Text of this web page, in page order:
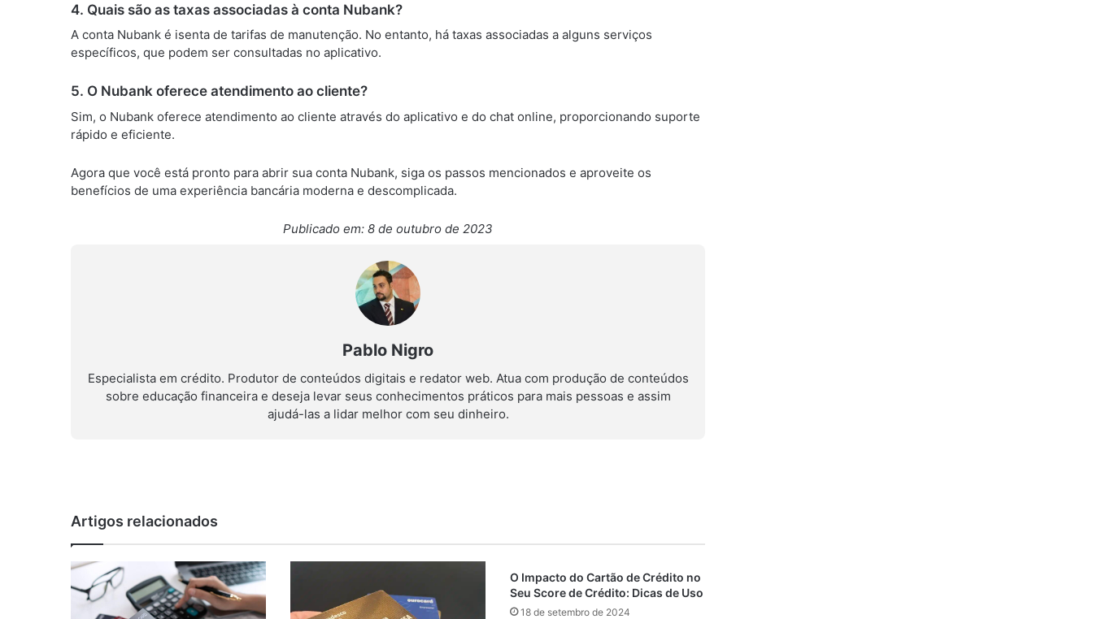
4. Quais são as taxas associadas à conta Nubank?
A conta Nubank é isenta de tarifas de manutenção. No entanto, há taxas associadas a alguns serviços
específicos, que podem ser consultadas no aplicativo.
5. O Nubank oferece atendimento ao cliente?
Sim, o Nubank oferece atendimento ao cliente através do aplicativo e do chat online, proporcionando suporte
rápido e eficiente.
Agora que você está pronto para abrir sua conta Nubank, siga os passos mencionados e aproveite os
benefícios de uma experiência bancária moderna e descomplicada.
Publicado em: 8 de outubro de 2023
Pablo Nigro
Especialista em crédito. Produtor de conteúdos digitais e redator web. Atua com produção de conteúdos
sobre educação financeira e deseja levar seus conhecimentos práticos para mais pessoas e assim
ajudá-las a lidar melhor com seu dinheiro.
Artigos relacionados
O Impacto do Cartão de Crédito no
Seu Score de Crédito: Dicas de Uso
18 de setembro de 2024